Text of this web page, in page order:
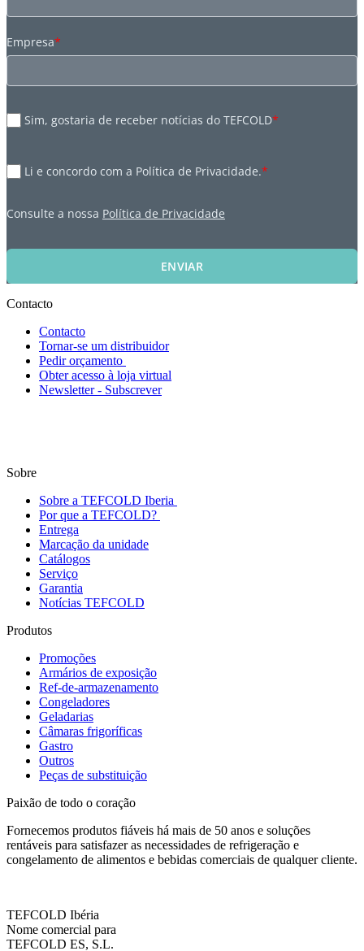
Empresa*
Sim, gostaria de receber notícias do TEFCOLD*
Li e concordo com a Política de Privacidade.*
Consulte a nossa Política de Privacidade
ENVIAR
Contacto
Contacto
Tornar-se um distribuidor
Pedir orçamento
Obter acesso à loja virtual
Newsletter - Subscrever
Sobre
Sobre a TEFCOLD Iberia
Por que a TEFCOLD?
Entrega
Marcação da unidade
Catálogos
Serviço
Garantia
Notícias TEFCOLD
Produtos
Promoções
Armários de exposição
Ref-de-armazenamento
Congeladores
Geladarias
Câmaras frigoríficas
Gastro
Outros
Peças de substituição
Paixão de todo o coração
Fornecemos produtos fiáveis há mais de 50 anos e soluções
rentáveis para satisfazer as necessidades de refrigeração e
congelamento de alimentos e bebidas comerciais de qualquer cliente.
TEFCOLD Ibéria
Nome comercial para
TEFCOLD ES, S.L.